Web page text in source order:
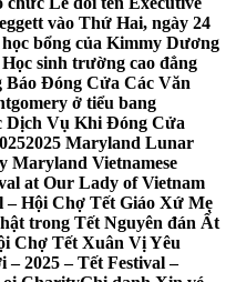
vào Thứ Hai, ngày 24
bổng của Kimmy Dương
sinh trường cao đẳng
Báo Đóng Cửa Các Văn
ở tiểu bang
Dịch Vụ Khi Đóng Cửa
2025 Maryland Lunar
Maryland Vietnamese
at Our Lady of Vietnam
– Hội Chợ Tết Giáo Xứ Mẹ
trong Tết Nguyên đán Ất
Chợ Tết Xuân Vị Yêu
2025 – Tết Festival –